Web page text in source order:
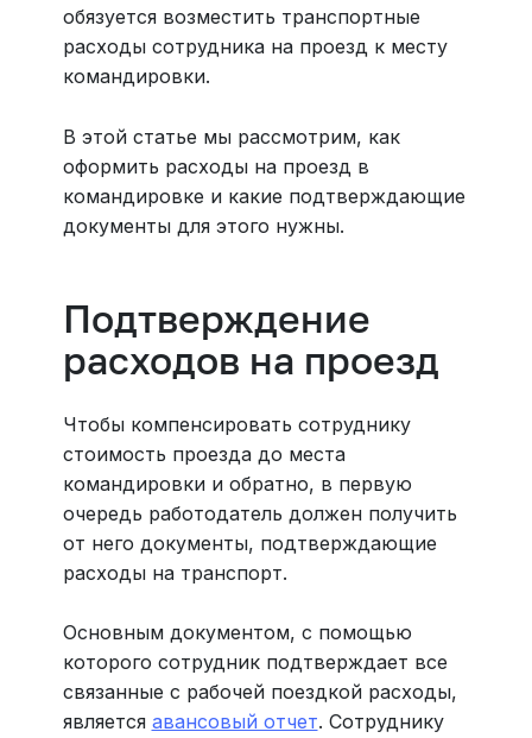
обязуется возместить транспортные
расходы сотрудника на проезд к месту
командировки.
В этой статье мы рассмотрим, как
оформить расходы на проезд в
командировке и какие подтверждающие
документы для этого нужны.
Подтверждение
расходов на проезд
Чтобы компенсировать сотруднику
стоимость проезда до места
командировки и обратно, в первую
очередь работодатель должен получить
от него документы, подтверждающие
расходы на транспорт.
Основным документом, с помощью
которого сотрудник подтверждает все
связанные с рабочей поездкой расходы,
является авансовый отчет. Сотруднику